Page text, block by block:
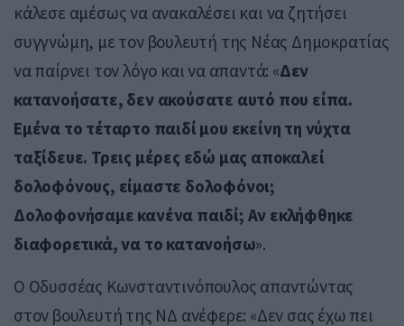
κάλεσε αμέσως να ανακαλέσει και να ζητήσει
συγγνώμη, με τον βουλευτή της Νέας Δημοκρατίας
να παίρνει τον λόγο και να απαντά: «Δεν
κατανοήσατε, δεν ακούσατε αυτό που είπα.
Εμένα το τέταρτο παιδί μου εκείνη τη νύχτα
ταξίδευε. Τρεις μέρες εδώ μας αποκαλεί
δολοφόνους, είμαστε δολοφόνοι;
Δολοφονήσαμε κανένα παιδί; Αν εκλήφθηκε
διαφορετικά, να το κατανοήσω».
Ο Οδυσσέας Κωνσταντινόπουλος απαντώντας
στον βουλευτή της ΝΔ ανέφερε: «Δεν σας έχω πει